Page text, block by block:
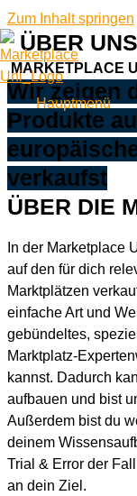
Zum Inhalt springen
Hauptmenü
ÜBER
MARKETPLACE
Wir zeigen
Produkte
verkaufst
ÜBER DIE
In der Marketplace
auf den für dich
Marktplätzen
einfache Art und
gebündeltes,
Marktplatz-
kannst. Dadurch
aufbauen und bist
Außerdem bist du
deinem
Trial & Error der
an dein Ziel.